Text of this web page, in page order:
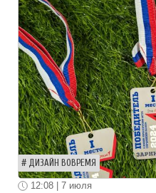
ДИЗАЙН ВОВРЕМЯ
12:08 | 7 июля